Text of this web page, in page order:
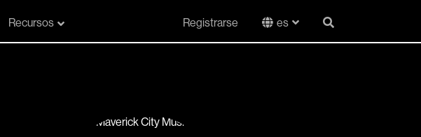
Recursos Registrarse es